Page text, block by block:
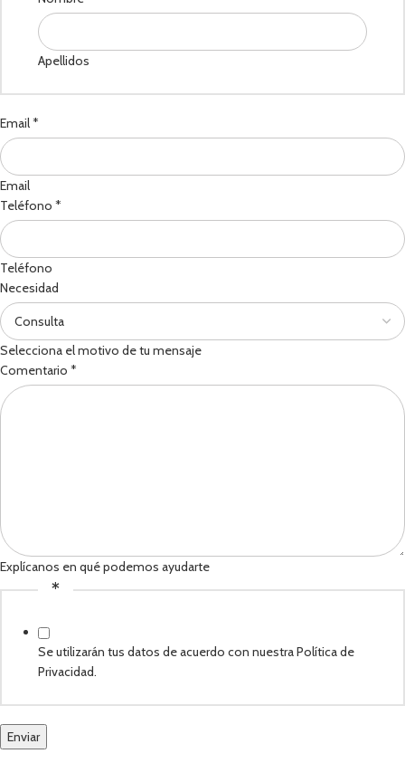
Apellidos
Email*
Email
Teléfono *
Teléfono
Necesidad
Selecciona el motivo de tu mensaje
Comentario *
Explícanos en qué podemos ayudarte
*
Se utilizarán tus datos de acuerdo con nuestra Política de
Privacidad.
Enviar